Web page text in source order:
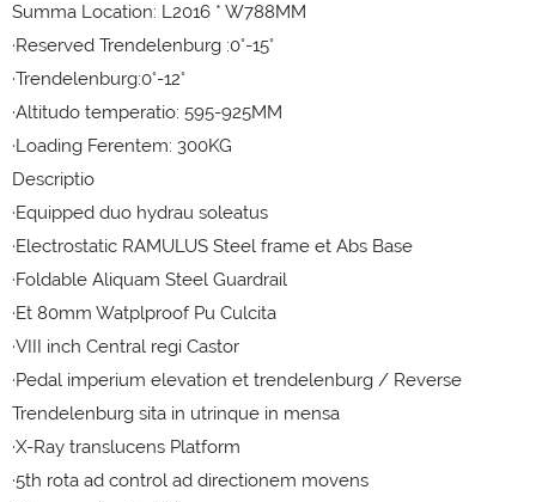
Summa Location: L2016 * W788MM
·Reserved Trendelenburg :0°-15°
·Trendelenburg:0°-12°
·Altitudo temperatio: 595-925MM
·Loading Ferentem: 300KG
Descriptio
·Equipped duo hydrau soleatus
·Electrostatic RAMULUS Steel frame et Abs Base
·Foldable Aliquam Steel Guardrail
·Et 80mm Watplproof Pu Culcita
·VIII inch Central regi Castor
·Pedal imperium elevation et trendelenburg / Reverse
Trendelenburg sita in utrinque in mensa
·X-Ray translucens Platform
·5th rota ad control ad directionem movens